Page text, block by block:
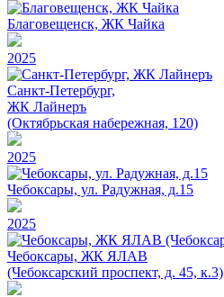
Благовещенск, ЖК Чайка
2025
Санкт-Петербург,
ЖК Лайнеръ
(Октябрьская набережная, 120)
2025
Чебоксары, ул. Радужная, д.15
2025
Чебоксары, ЖК ЯЛАВ
(Чебоксарский проспект, д. 45, к.3)